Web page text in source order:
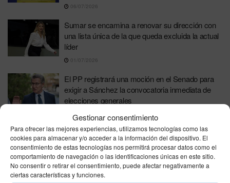
Gestionar consentimiento
Para ofrecer las mejores experiencias, utilizamos tecnologías como las
cookies para almacenar y/o acceder a la información del dispositivo. El
consentimiento de estas tecnologías nos permitirá procesar datos como el
comportamiento de navegación o las identificaciones únicas en este sitio.
No consentir o retirar el consentimiento, puede afectar negativamente a
ciertas características y funciones.
06/07/2026
Sumar se encamina a renovar su dirección con
una lista única de la que queda excluida la actual
líder
01/07/2026
El PP registrará una moción en el Senado para
exigir a Sánchez la convocatoria inmediata de
elecciones generales
17/06/2026
PSOE y Sumar pactan derogar los delitos de
injurias a la Corona y de ofensas religiosas
15/06/2026
Sumar se atrinchera en una asamblea de